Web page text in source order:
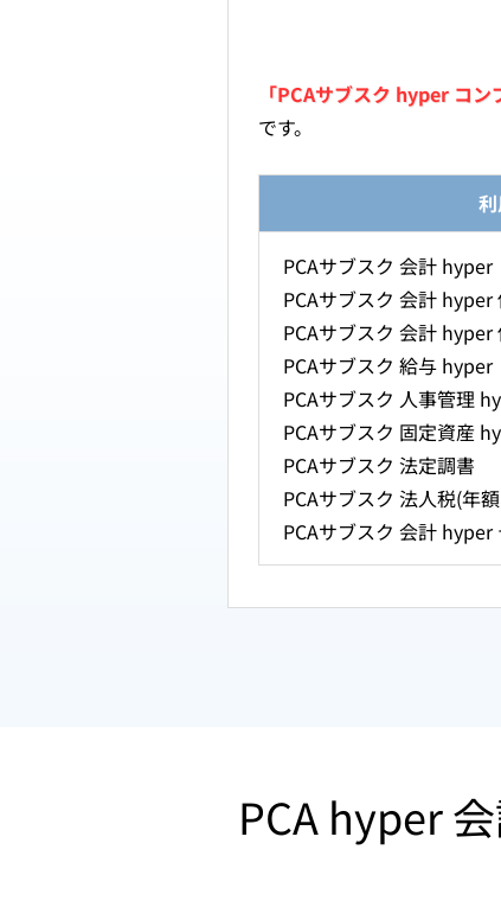
「PCAサブスク hyper コン
です。
PCAサブスク 会計 hyper
PCAサブスク 会計
PCAサブスク 会計
PCAサブスク 給与 hyper
PCAサブスク 人事管理
PCAサブスク 固定資産
PCAサブスク 法定調書
PCAサブスク 法人税(年
PCAサブスク 会計
PCA hyper